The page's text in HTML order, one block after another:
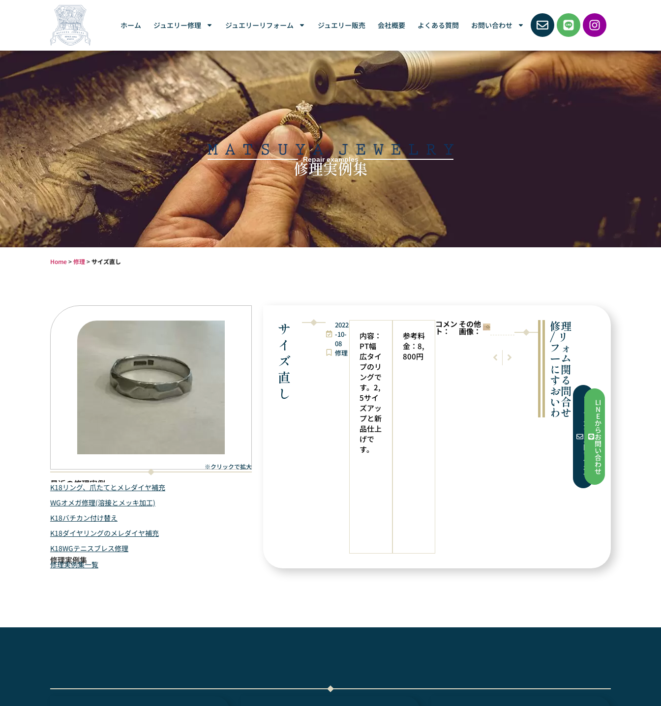
ホーム ジュエリー修理 ジュエリーリフォーム ジュエリー販売 会社概要 よくある質問 お問い合わせ
Repair examples
修理実例集
Home>修理>サイズ直し
※クリックで拡大
最近の修理実例
K18リング、爪たてとメレダイヤ補充
WGオメガ修理(溶接とメッキ加工)
K18バチカン付け替え
K18ダイヤリングのメレダイヤ補充
K18WGテニスブレス修理
修理実例集
修理実例集一覧
サ
イ
ズ
直
し
2022
-10-
08
修理
内容：
PT幅
広タイ
プのリ
ングで
す。2,
5サイ
ズアッ
プと新
品仕上
げで
す。
参考料
金：8,
800円
コメン
ト：
その他
画像：
前の実例
補充と仕上げ
次の実例
引き輪交換
修理
/ リ
フォ
ーム
に関
する
お問
い合
わせ
フ
ー
ム
か
ら
お
問
い
合
わ
せ
LI
N
E
か
ら
お
問
い
合
わ
せ